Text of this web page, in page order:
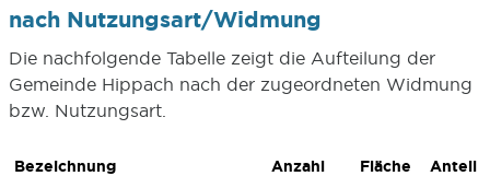
nach Nutzungsart/Widmung
Die nachfolgende Tabelle zeigt die Aufteilung der
Gemeinde Hippach nach der zugeordneten Widmung
bzw. Nutzungsart.
Bezeichnung Anzahl Fläche
Anteil